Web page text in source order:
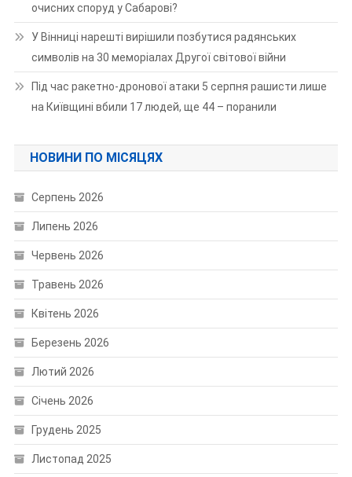
очисних споруд у Сабарові?
У Вінниці нарешті вирішили позбутися радянських
символів на 30 меморіалах Другої світової війни
Під час ракетно-дронової атаки 5 серпня рашисти лише
на Київщині вбили 17 людей, ще 44 – поранили
НОВИНИ ПО МІСЯЦЯХ
Серпень 2026
Липень 2026
Червень 2026
Травень 2026
Квітень 2026
Березень 2026
Лютий 2026
Січень 2026
Грудень 2025
Листопад 2025